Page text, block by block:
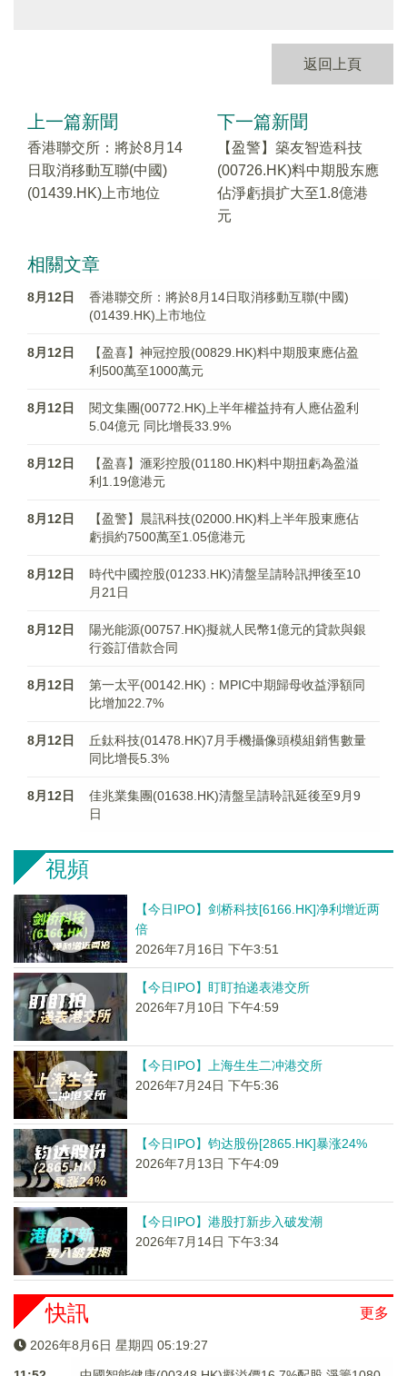
返回上頁
上一篇新聞
香港聯交所：將於8月14
日取消移動互聯(中國)
(01439.HK)上市地位
下一篇新聞
【盈警】築友智造科技
(00726.HK)料中期股东應
佔淨虧損扩大至1.8億港
元
相關文章
8月12日
香港聯交所：將於8月14日取消移動互聯(中國)
(01439.HK)上市地位
8月12日
【盈喜】神冠控股(00829.HK)料中期股東應佔盈
利500萬至1000萬元
8月12日
閱文集團(00772.HK)上半年權益持有人應佔盈利
5.04億元 同比增長33.9%
8月12日
【盈喜】滙彩控股(01180.HK)料中期扭虧為盈溢
利1.19億港元
8月12日
【盈警】晨訊科技(02000.HK)料上半年股東應佔
虧損約7500萬至1.05億港元
8月12日
時代中國控股(01233.HK)清盤呈請聆訊押後至10
月21日
8月12日
陽光能源(00757.HK)擬就人民幣1億元的貸款與銀
行簽訂借款合同
8月12日
第一太平(00142.HK)：MPIC中期歸母收益淨額同
比增加22.7%
8月12日
丘鈦科技(01478.HK)7月手機攝像頭模組銷售數量
同比增長5.3%
8月12日
佳兆業集團(01638.HK)清盤呈請聆訊延後至9月9
日
視頻
【今日IPO】剑桥科技[6166.HK]净利增近两
倍
2026年7月16日 下午3:51
【今日IPO】盯盯拍递表港交所
2026年7月10日 下午4:59
【今日IPO】上海生生二冲港交所
2026年7月24日 下午5:36
【今日IPO】钧达股份[2865.HK]暴涨24%
2026年7月13日 下午4:09
【今日IPO】港股打新步入破发潮
2026年7月14日 下午3:34
更多
快訊
2026年8月6日 星期四 05:19:27